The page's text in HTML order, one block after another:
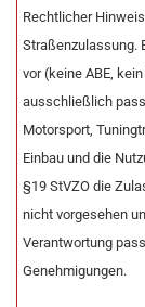
Rechtlicher
Straßenzulassung.
vor (keine ABE,
ausschließlich
Motorsport,
Einbau und die
§19 StVZO die
nicht vorgesehen
Verantwortung
Genehmigungen.